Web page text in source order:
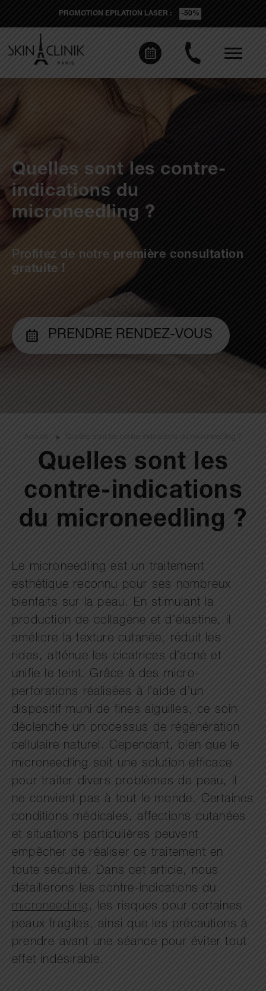
PROMOTION EPILATION LASER : -50%
Quelles sont les contre-
indications du
microneedling ?
Profitez de notre première consultation
gratuite !
PRENDRE RENDEZ-VOUS
Accueil Quelles sont les contre-indications du microneedling ?
Quelles sont les
contre-indications
du microneedling ?
Le microneedling est un traitement
esthétique reconnu pour ses nombreux
bienfaits sur la peau. En stimulant la
production de collagène et d’élastine, il
améliore la texture cutanée, réduit les
rides, atténue les cicatrices d’acné et
unifie le teint. Grâce à des micro-
perforations réalisées à l’aide d’un
dispositif muni de fines aiguilles, ce soin
déclenche un processus de régénération
cellulaire naturel. Cependant, bien que le
microneedling soit une solution efficace
pour traiter divers problèmes de peau, il
ne convient pas à tout le monde. Certaines
conditions médicales, affections cutanées
et situations particulières peuvent
empêcher de réaliser ce traitement en
toute sécurité. Dans cet article, nous
détaillerons les contre-indications du
microneedling, les risques pour certaines
peaux fragiles, ainsi que les précautions à
prendre avant une séance pour éviter tout
effet indésirable.